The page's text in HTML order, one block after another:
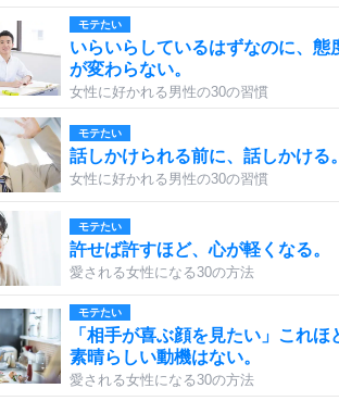
モテたい
いらいらしているはずなのに、態
が変わらない。
女性に好かれる男性の30の習慣
モテたい
話しかけられる前に、話しかける。
女性に好かれる男性の30の習慣
モテたい
許せば許すほど、心が軽くなる。
愛される女性になる30の方法
モテたい
「相手が喜ぶ顔を見たい」これほ
素晴らしい動機はない。
愛される女性になる30の方法